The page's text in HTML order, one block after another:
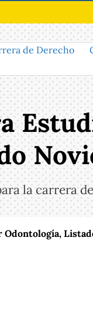
de Derecho
la carrera